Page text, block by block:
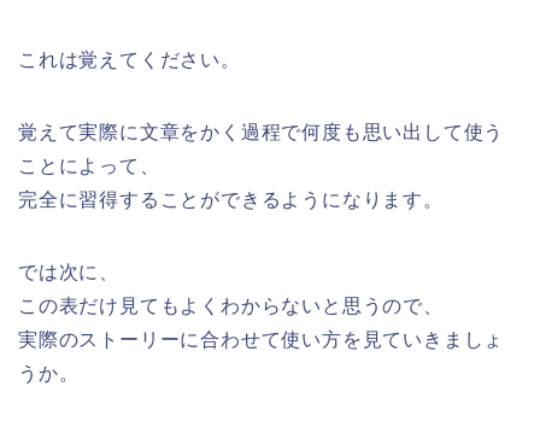
これは覚えてください。
覚えて実際に文章をかく過程で何度も思い出して使う
ことによって、
完全に習得することができるようになります。
では次に、
この表だけ見てもよくわからないと思うので、
実際のストーリーに合わせて使い方を見ていきましょ
うか。